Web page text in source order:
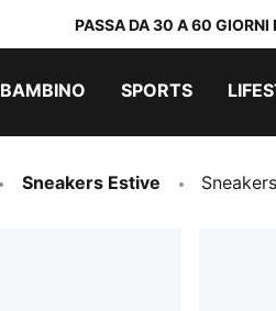
PASSA DA 30 A 60 GIORNI
BAMBINO SPORTS
Sneakers Estive